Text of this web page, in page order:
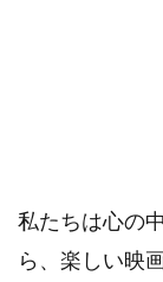
私たちは心の
ら、楽しい映